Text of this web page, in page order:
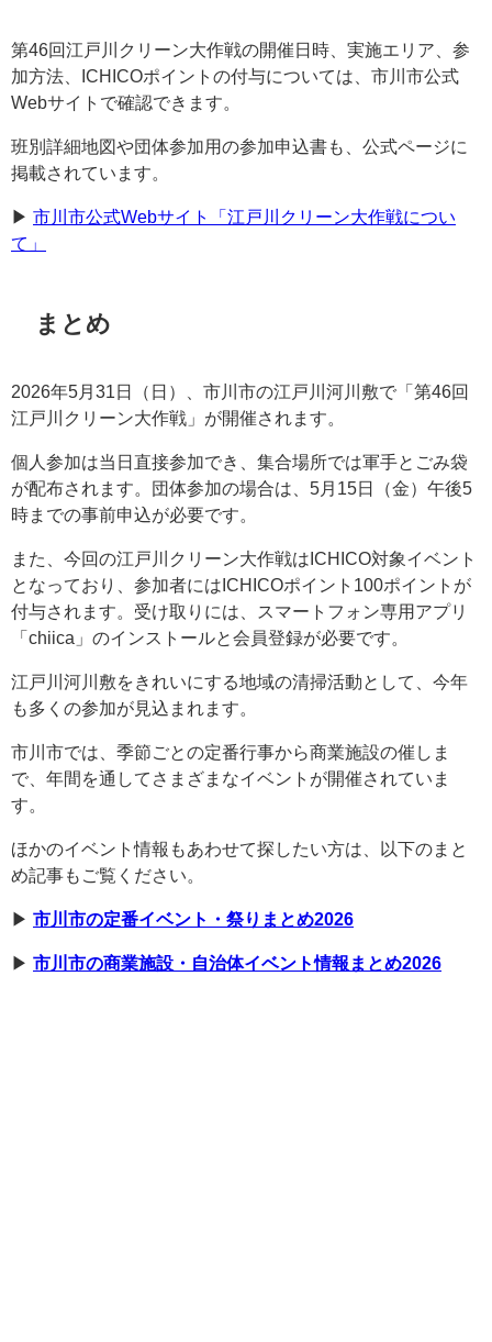
第46回江戸川クリーン大作戦の開催日時、実施エリア、参
加方法、ICHICOポイントの付与については、市川市公式
Webサイトで確認できます。
班別詳細地図や団体参加用の参加申込書も、公式ページに
掲載されています。
▶︎ 市川市公式Webサイト「江戸川クリーン大作戦につい
て」
まとめ
2026年5月31日（日）、市川市の江戸川河川敷で「第46回
江戸川クリーン大作戦」が開催されます。
個人参加は当日直接参加でき、集合場所では軍手とごみ袋
が配布されます。団体参加の場合は、5月15日（金）午後5
時までの事前申込が必要です。
また、今回の江戸川クリーン大作戦はICHICO対象イベント
となっており、参加者にはICHICOポイント100ポイントが
付与されます。受け取りには、スマートフォン専用アプリ
「chiica」のインストールと会員登録が必要です。
江戸川河川敷をきれいにする地域の清掃活動として、今年
も多くの参加が見込まれます。
市川市では、季節ごとの定番行事から商業施設の催しま
で、年間を通してさまざまなイベントが開催されていま
す。
ほかのイベント情報もあわせて探したい方は、以下のまと
め記事もご覧ください。
▶︎ 市川市の定番イベント・祭りまとめ2026
▶︎ 市川市の商業施設・自治体イベント情報まとめ2026